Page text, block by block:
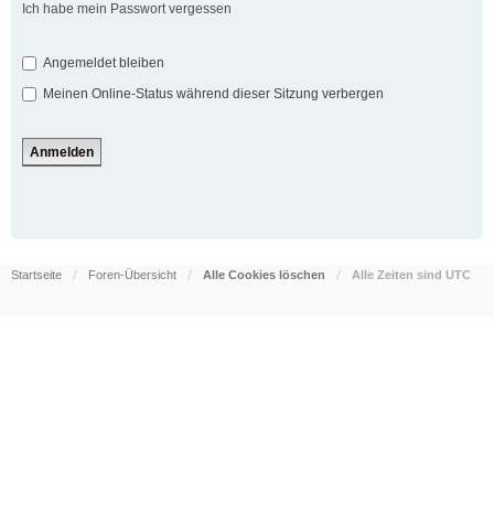
Ich habe mein Passwort vergessen
Angemeldet bleiben
Meinen Online-Status während dieser Sitzung verbergen
Startseite Foren-Übersicht Alle Cookies löschen Alle Zeiten sind UTC